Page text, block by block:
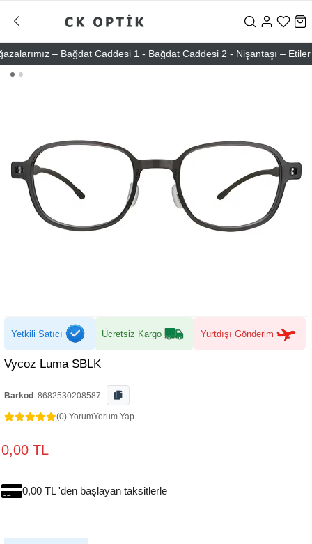
– Bağdat Caddesi 1 - Bağdat Caddesi 2 - Nişantaşı – Etiler –
Yetkili Satıcı Ücretsiz Kargo Yurtdışı Gönderim
Vycoz Luma SBLK
Barkod : 8682530208587
(0) YorumYorum Yap
0,00 TL
0,00 TL 'den başlayan taksitlerle